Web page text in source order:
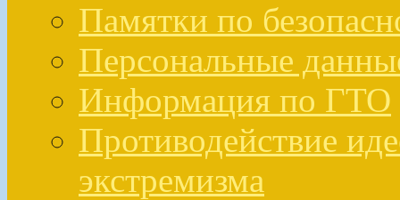
Памятки по
Персональные
Информация по ГТО
Противодействие
экстремизма